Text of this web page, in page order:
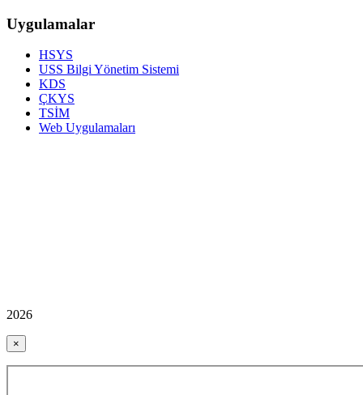
Uygulamalar
HSYS
USS Bilgi Yönetim Sistemi
KDS
ÇKYS
TSİM
Web Uygulamaları
2026
×